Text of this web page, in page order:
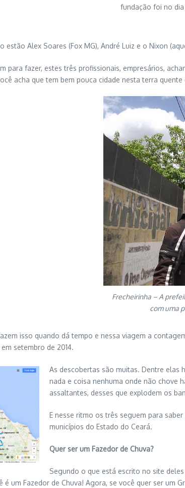
fundação foi no
estão Alex Soares (Fox MG), André Luiz e o Nixon
para fazer, estes três profissionais, empresários,
acha que tem bem pouca cidade nesta terra
Frecheirinha – A
com uma
isso quando dá tempo e nessa viagem a
setembro de 2014.
As descobertas são muitas. Dentre elas
nada e coisa nenhuma onde não chove
assaltantes, desses que explodem os
E nesse ritmo os três seguem para
municípios do Estado do Ceará.
Quer ser um Fazedor de Chuva?
Segundo o que está escrito no site
é um Fazedor de Chuva! Agora, se você quer ser um